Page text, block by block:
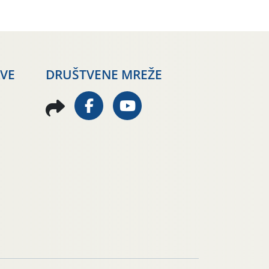
DRUŠTVENE MREŽE